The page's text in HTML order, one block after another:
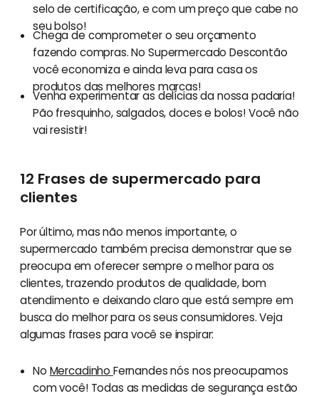
selo de certificação, e com um preço que cabe no
seu bolso!
Chega de comprometer o seu orçamento
fazendo compras. No Supermercado Descontão
você economiza e ainda leva para casa os
produtos das melhores marcas!
Venha experimentar as delícias da nossa padaria!
Pão fresquinho, salgados, doces e bolos! Você não
vai resistir!
12 Frases de supermercado para
clientes
Por último, mas não menos importante, o
supermercado também precisa demonstrar que se
preocupa em oferecer sempre o melhor para os
clientes, trazendo produtos de qualidade, bom
atendimento e deixando claro que está sempre em
busca do melhor para os seus consumidores. Veja
algumas frases para você se inspirar:
No Mercadinho Fernandes nós nos preocupamos
com você! Todas as medidas de segurança estão